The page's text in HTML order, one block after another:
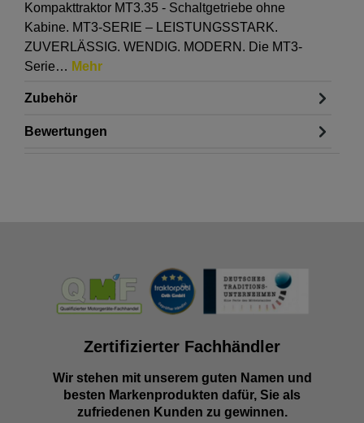
Kompakttraktor MT3.35 - Schaltgetriebe ohne
Kabine. MT3-SERIE – LEISTUNGSSTARK.
ZUVERLÄSSIG. WENDIG. MODERN. Die MT3-
Serie… Mehr
Zubehör
Bewertungen
Zertifizierter Fachhändler
Wir stehen mit unserem guten Namen und
besten Markenprodukten dafür, Sie als
zufriedenen Kunden zu gewinnen.